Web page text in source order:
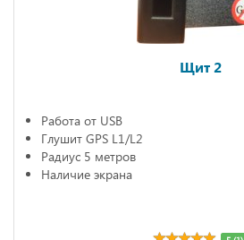
Щит 2
Работа от USB
Глушит GPS L1/L2
Радиус 5 метров
Наличие экрана